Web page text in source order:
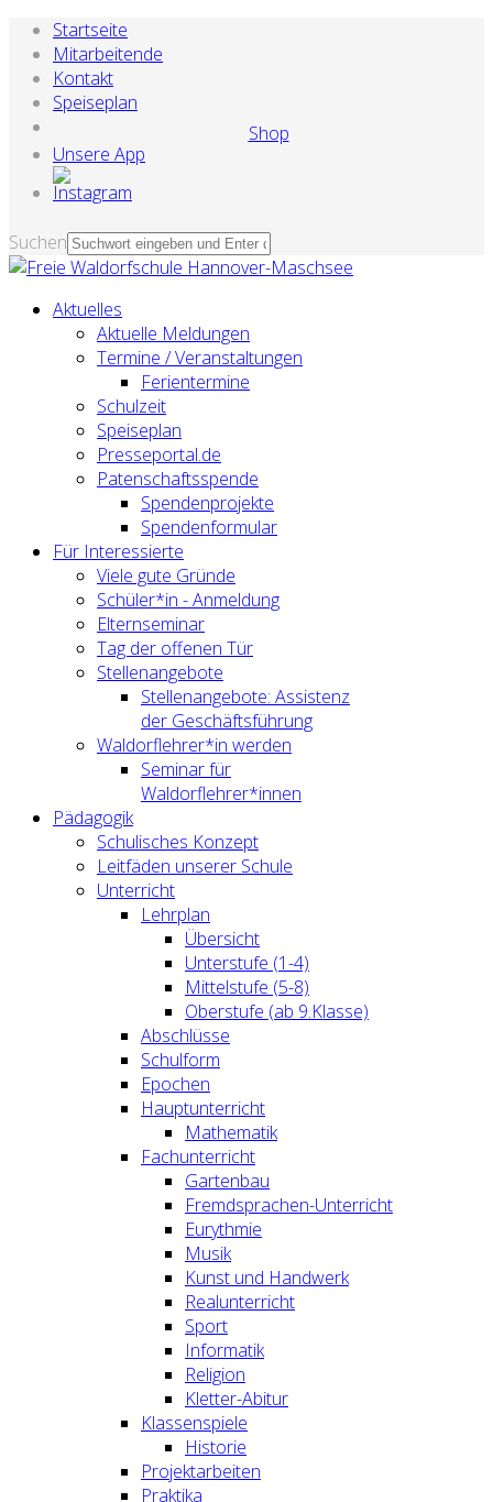
Startseite
Mitarbeitende
Kontakt
Speiseplan
Shop
Unsere App
Suchen
Aktuelles
Aktuelle Meldungen
Termine / Veranstaltungen
Ferientermine
Schulzeit
Speiseplan
Presseportal.de
Patenschaftsspende
Spendenprojekte
Spendenformular
Für Interessierte
Viele gute Gründe
Schüler*in - Anmeldung
Elternseminar
Tag der offenen Tür
Stellenangebote
Stellenangebote: Assistenz
der Geschäftsführung
Waldorflehrer*in werden
Seminar für
Waldorflehrer*innen
Pädagogik
Schulisches Konzept
Leitfäden unserer Schule
Unterricht
Lehrplan
Übersicht
Unterstufe (1-4)
Mittelstufe (5-8)
Oberstufe (ab 9.Klasse)
Abschlüsse
Schulform
Epochen
Hauptunterricht
Mathematik
Fachunterricht
Gartenbau
Fremdsprachen-Unterricht
Eurythmie
Musik
Kunst und Handwerk
Realunterricht
Sport
Informatik
Religion
Kletter-Abitur
Klassenspiele
Historie
Projektarbeiten
Praktika